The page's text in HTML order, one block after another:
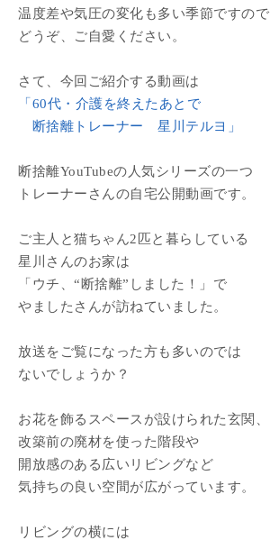
温度差や気圧の変化も多い季節ですので
どうぞ、ご自愛ください。
さて、今回ご紹介する動画は
「60代・介護を終えたあとで
断捨離トレーナー 星川テルヨ」
断捨離YouTubeの人気シリーズの一つ
トレーナーさんの自宅公開動画です。
ご主人と猫ちゃん2匹と暮らしている
星川さんのお家は
「ウチ、“断捨離”しました！」で
やましたさんが訪ねていました。
放送をご覧になった方も多いのでは
ないでしょうか？
お花を飾るスペースが設けられた玄関、
改築前の廃材を使った階段や
開放感のある広いリビングなど
気持ちの良い空間が広がっています。
リビングの横には